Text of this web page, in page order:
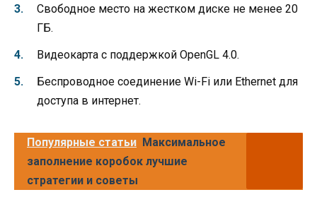
Свободное место на жестком диске не менее 20
ГБ.
Видеокарта с поддержкой OpenGL 4.0.
Беспроводное соединение Wi-Fi или Ethernet для
доступа в интернет.
Популярные статьи Максимальное
заполнение коробок лучшие
стратегии и советы